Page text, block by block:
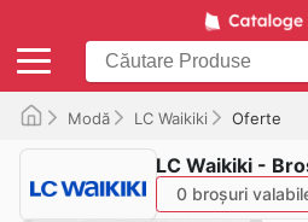
Modă LC Waikiki Oferte
LC Waikiki -
0 broșuri